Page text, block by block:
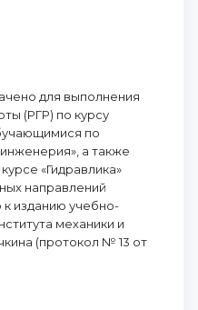
для выполнения
(РГР) по курсу
по
а также
«Гидравлика»
направлений
изданию учебно-
механики и
(протокол № 13 от